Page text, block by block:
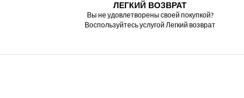
ЛЕГКИЙ ВОЗВРАТ
Вы не удовлетворены своей покупкой?
Воспользуйтесь услугой Легкий возврат